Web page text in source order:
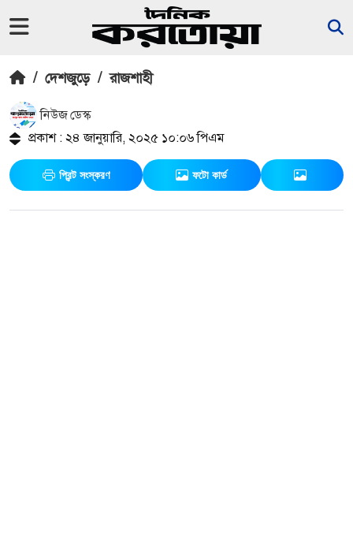
/ দেশজুড়ে / রাজশাহী
নিউজ ডেস্ক
প্রকাশ : ২৪ জানুয়ারি, ২০২৫ ১০:০৬ পিএম
প্রিন্ট সংস্করণ ফটো কার্ড